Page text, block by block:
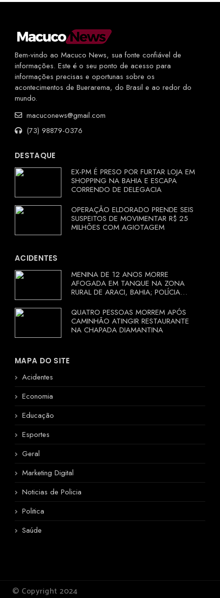
Bem-vindo ao Macuco News, sua fonte confiável de
informações. Este é o seu ponto de acesso para
informações precisas e oportunas sobre os
acontecimentos de Buerarema, do Brasil e ao redor do
mundo.
macuconews@gmail.com
(73) 98879-0376
DESTAQUE
EX-PM É PRESO POR FURTAR LOJA EM
SHOPPING NA BAHIA E ESCAPA
CORRENDO DE DELEGACIA
OPERAÇÃO ELDORADO PRENDE SEIS
SUSPEITOS DE MOVIMENTAR R$ 25
MILHÕES COM AGIOTAGEM
ACIDENTES
MENINA DE 12 ANOS MORRE
AFOGADA EM TANQUE NA ZONA
RURAL DE ARACI, BAHIA; POLÍCIA
QUATRO PESSOAS MORREM APÓS
CAMINHÃO ATINGIR RESTAURANTE
NA CHAPADA DIAMANTINA
MAPA DO SITE
Acidentes
Economia
Educação
Esportes
Geral
Marketing Digital
Noticias de Policia
Politica
Saúde
© Copyright 2024